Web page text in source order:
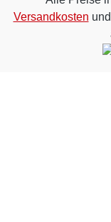
Versandkosten